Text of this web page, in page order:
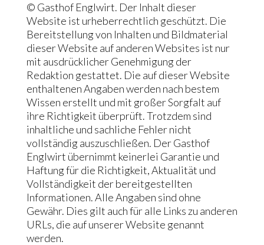
© Gasthof Englwirt. Der Inhalt dieser
Website ist urheberrechtlich geschützt. Die
Bereitstellung von Inhalten und Bildmaterial
dieser Website auf anderen Websites ist nur
mit ausdrücklicher Genehmigung der
Redaktion gestattet. Die auf dieser Website
enthaltenen Angaben werden nach bestem
Wissen erstellt und mit großer Sorgfalt auf
ihre Richtigkeit überprüft. Trotzdem sind
inhaltliche und sachliche Fehler nicht
vollständig auszuschließen. Der Gasthof
Englwirt übernimmt keinerlei Garantie und
Haftung für die Richtigkeit, Aktualität und
Vollständigkeit der bereitgestellten
Informationen. Alle Angaben sind ohne
Gewähr. Dies gilt auch für alle Links zu anderen
URLs, die auf unserer Website genannt
werden.